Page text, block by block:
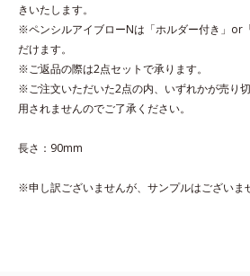
きいたします。
※ペンシルアイブローNは「ホルダー付き」or
だけます。
※ご返品の際は2点セットで承ります。
※ご注文いただいた2点の内、いずれかが売り
用されませんのでご了承ください。
長さ：90mm
※申し訳ございませんが、サンプルはございま